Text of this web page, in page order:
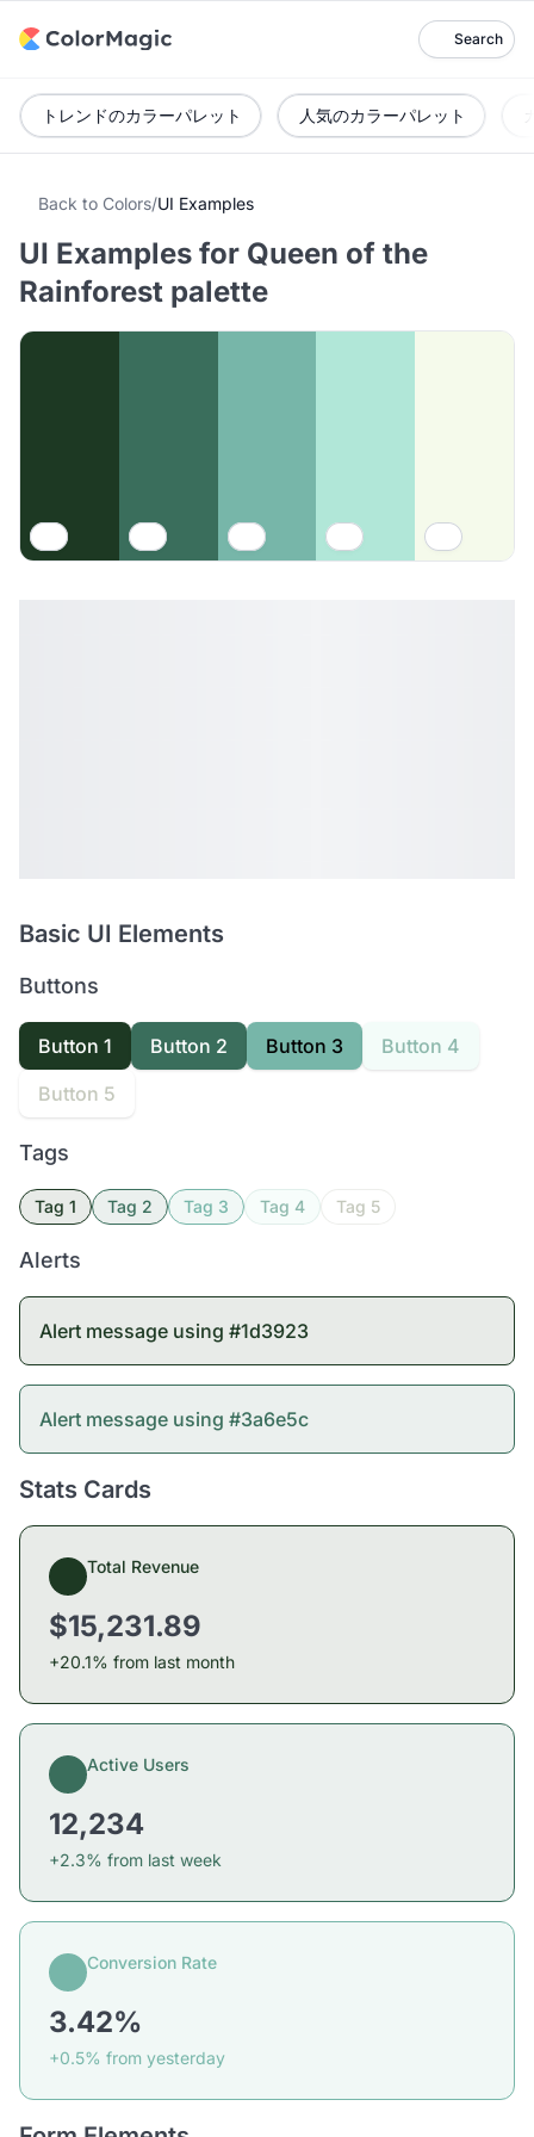
Search
トレンドのカラーパレット 人気のカラーパレット
Back to Colors/UI Examples
UI Examples for Queen of the
Rainforest palette
Basic UI Elements
Buttons
Button 1 Button 2 Button 3
Button 4
Button 5
Tags
Tag 1 Tag 2 Tag 3 Tag 4 Tag 5
Alerts
Alert message using #1d3923
Alert message using #3a6e5c
Stats Cards
Total Revenue
$15,231.89
+20.1% from last month
Active Users
12,234
+2.3% from last week
Conversion Rate
3.42%
+0.5% from yesterday